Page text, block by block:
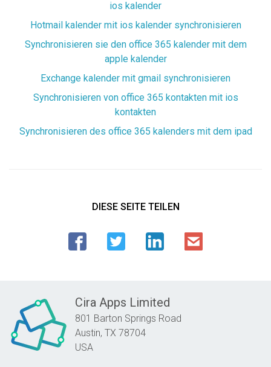
ios kalender
Hotmail kalender mit ios kalender synchronisieren
Synchronisieren sie den office 365 kalender mit dem
apple kalender
Exchange kalender mit gmail synchronisieren
Synchronisieren von office 365 kontakten mit ios
kontakten
Synchronisieren des office 365 kalenders mit dem ipad
DIESE SEITE TEILEN
Cira Apps Limited
801 Barton Springs Road
Austin, TX 78704
USA